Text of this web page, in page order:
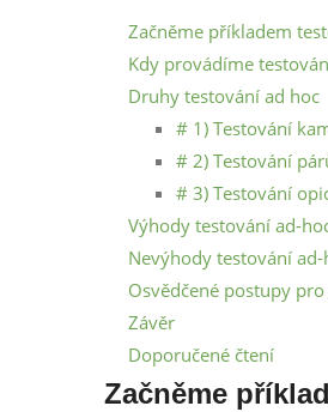
Začněme příkladem
Kdy provádíme
Druhy testování ad hoc
# 1) Testování
# 2) Testování
# 3) Testování
Výhody testování ad-
Nevýhody testování ad-
Osvědčené postupy
Závěr
Doporučené čtení
Začněme